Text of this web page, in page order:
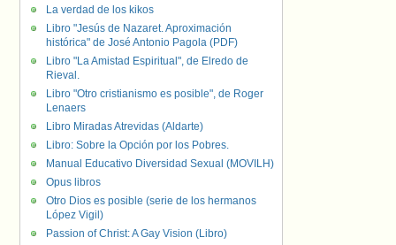
La verdad de los kikos
Libro "Jesús de Nazaret. Aproximación
histórica" de José Antonio Pagola (PDF)
Libro "La Amistad Espiritual", de Elredo de
Rieval.
Libro "Otro cristianismo es posible", de Roger
Lenaers
Libro Miradas Atrevidas (Aldarte)
Libro: Sobre la Opción por los Pobres.
Manual Educativo Diversidad Sexual (MOVILH)
Opus libros
Otro Dios es posible (serie de los hermanos
López Vigil)
Passion of Christ: A Gay Vision (Libro)